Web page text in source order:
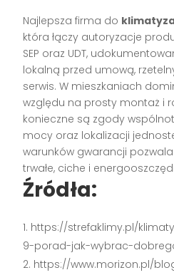
Najlepsza firma do
która łączy autoryzacje
SEP oraz UDT,
lokalną przed umową,
serwis. W mieszkaniach
względu na prosty montaż i
konieczne są zgody
mocy oraz lokalizacji
warunków gwarancji
trwałe, ciche i
Źródła:
https://strefaklimy.pl/
9-porad-jak-wybrac-
https://www.morizon.pl/